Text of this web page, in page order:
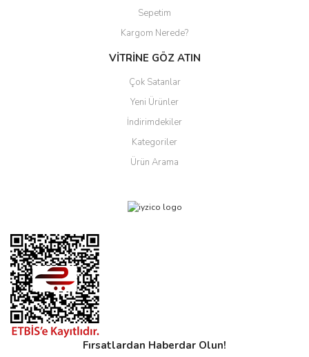
Sepetim
Kargom Nerede?
VİTRİNE GÖZ ATIN
Çok Satanlar
Yeni Ürünler
İndirimdekiler
Kategoriler
Ürün Arama
Fırsatlardan Haberdar Olun!